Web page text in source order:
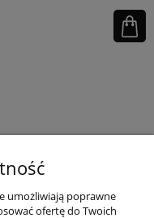
umożliwiają poprawne
ofertę do Twoich